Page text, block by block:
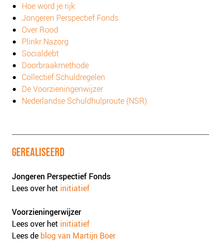
Hoe word je rijk
Jongeren Perspectief Fonds
Over Rood
Plinkr Nazorg
Socialdebt
Doorbraakmethode
Collectief Schuldregelen
De Voorzieningenwijzer
Nederlandse Schuldhulproute (NSR)
GEREALISEERD
Jongeren Perspectief Fonds
Lees over het initiatief
Voorzieningerwijzer
Lees over het initiatief
Lees de blog van Martijn Boer